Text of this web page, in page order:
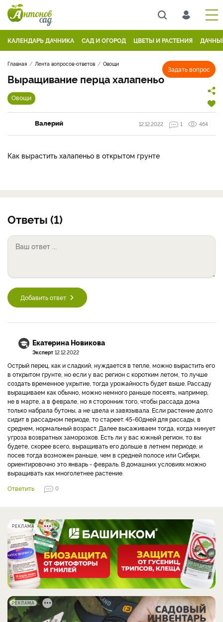
КАЛЕНДАРЬ ДАЧНИКА САД И ОГОРОД ЦВЕТЫ И РАСТЕНИЯ
Задать вопрос
Главная Лента вопросов-ответов Овощи
Выращивание перца халапеньо
Овощи
Валерий 12.12.2022 1 464
Как вырастить халапеньо в открытом грунте
Ответы (1)
Добавить ответ
Екатерина Новикова
Эксперт 12.12.2022
Острый перец, как и сладкий, нуждается в тепле, можно вырастить его
в открытом грунте, но если у вас регион с коротким летом, то лучше
создать временное укрытие, тогда урожайность будет выше. Рассаду
выращиваем как обычно, можно немного раньше посеять, например,
не в марте, а в феврале, но я сторонник того, чтобы рассада дома
только набрала бутоны, а не цвела и завязывала. Если растение долго
сидит в рассадном периоде, то стареет. 45-60дней для рассады, в
среднем, нормальный возраст. Далее высаживаем тогда, когда минует
угроза возвратных заморозков. Есть ли у вас южный регион, то вы
будете, скорее всего, выращивать его дольше в летнем периоде, и
посев тогда возможен раньше, чем в средней полосе или Сибири,
ориентировочно это январь - февраль. В домашних условиях можно
выращивать как многолетнее растение.
Ответить
0
РЕКЛАМА
РЕКЛАМА